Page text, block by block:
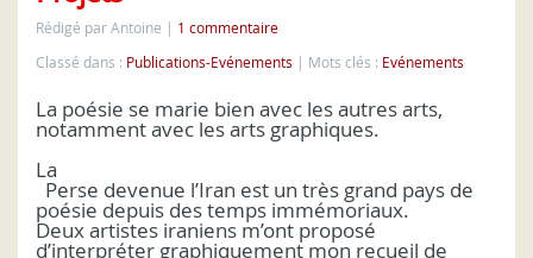
Rédigé par Antoine
1 commentaire
Classé dans : Publications-Evénements Mots clés : Evénements
La poésie se marie bien avec les autres arts,
notamment avec les arts graphiques.
La
Perse devenue l’Iran est un très grand pays de
poésie depuis des temps immémoriaux.
Deux artistes iraniens m’ont proposé
d’interpréter graphiquement mon recueil de